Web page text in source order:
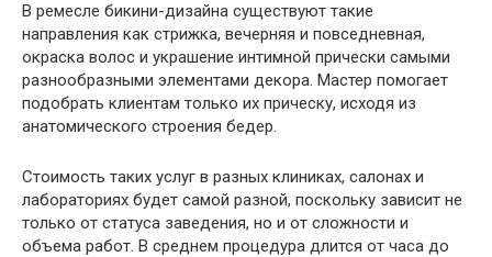
В ремесле бикини-дизайна существуют такие
направления как стрижка, вечерняя и повседневная,
окраска волос и украшение интимной прически самыми
разнообразными элементами декора. Мастер помогает
подобрать клиентам только их прическу, исходя из
анатомического строения бедер.
Стоимость таких услуг в разных клиниках, салонах и
лабораториях будет самой разной, поскольку зависит не
только от статуса заведения, но и от сложности и
объема работ. В среднем процедура длится от часа до